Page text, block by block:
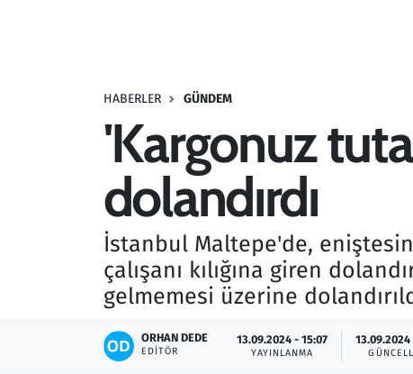
HABERLER GÜNDEM
'Kargonuz
dolandırdı
İstanbul Maltepe'de,
çalışanı kılığına giren
gelmemesi üzerine
ORHAN DEDE
EDITÖR
13.09.2024 - 15:07
YAYINLANMA
13.09.2024
Savunma Sanayi
Televizyon